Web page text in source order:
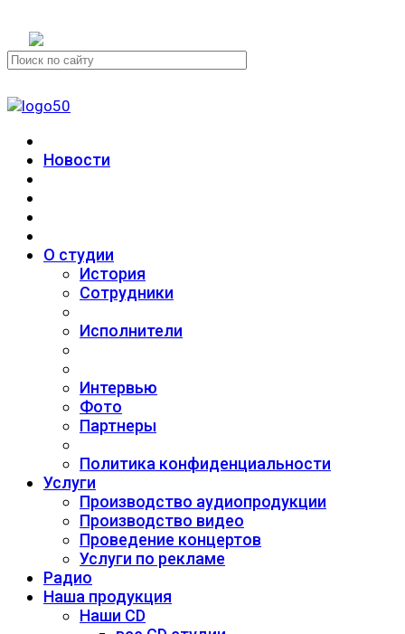
Новости
О студии
История
Сотрудники
Исполнители
Интервью
Фото
Партнеры
Политика конфиденциальности
Услуги
Производство аудиопродукции
Производство видео
Проведение концертов
Услуги по рекламе
Радио
Наша продукция
Наши CD